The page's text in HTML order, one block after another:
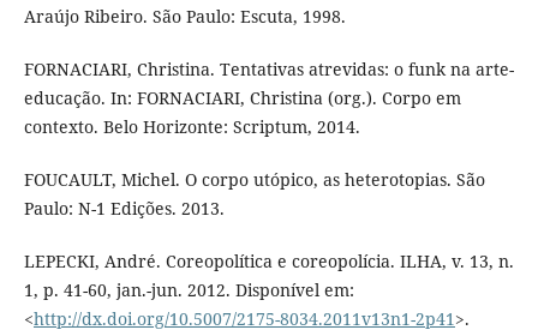
Araújo Ribeiro. São Paulo: Escuta, 1998.
FORNACIARI, Christina. Tentativas atrevidas: o funk na arte-
educação. In: FORNACIARI, Christina (org.). Corpo em
contexto. Belo Horizonte: Scriptum, 2014.
FOUCAULT, Michel. O corpo utópico, as heterotopias. São
Paulo: N-1 Edições. 2013.
LEPECKI, André. Coreopolítica e coreopolícia. ILHA, v. 13, n.
1, p. 41-60, jan.-jun. 2012. Disponível em:
<http://dx.doi.org/10.5007/2175-8034.2011v13n1-2p41>.